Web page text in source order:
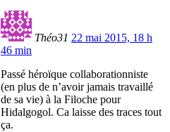
Théo31 22 mai 2015, 18 h
46 min
Passé héroïque collaborationniste
(en plus de n’avoir jamais travaillé
de sa vie) à la Filoche pour
Hidalgogol. Ca laisse des traces tout
ça.